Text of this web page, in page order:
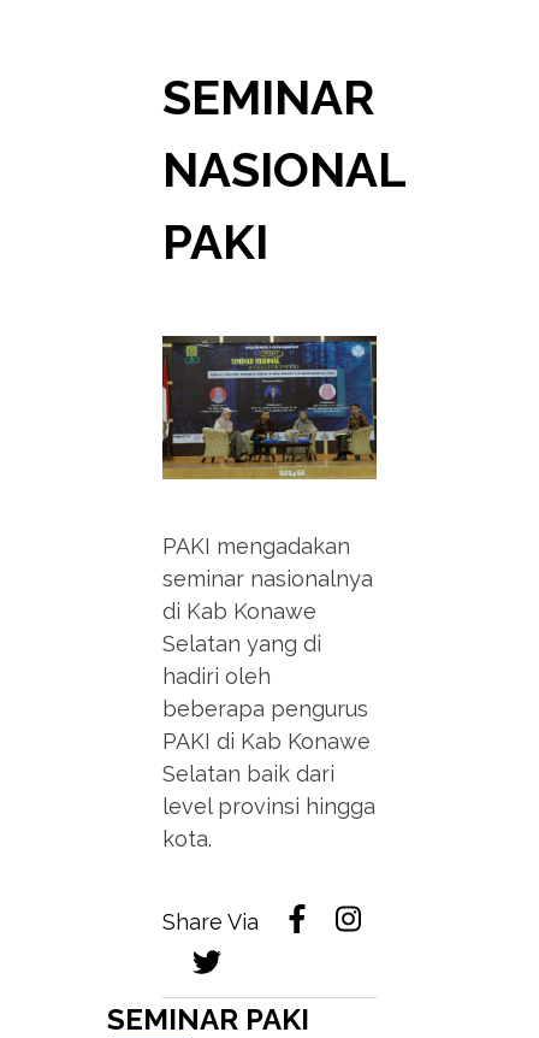
SEMINAR
NASIONAL
PAKI
PAKI mengadakan
seminar nasionalnya
di Kab Konawe
Selatan yang di
hadiri oleh
beberapa pengurus
PAKI di Kab Konawe
Selatan baik dari
level provinsi hingga
kota.
Share Via
SEMINAR PAKI